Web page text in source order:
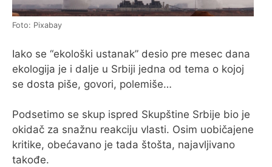
Foto: Pixabay
Iako se “ekološki ustanak” desio pre mesec dana
ekologija je i dalje u Srbiji jedna od tema o kojoj
se dosta piše, govori, polemiše…
Podsetimo se skup ispred Skupštine Srbije bio je
okidač za snažnu reakciju vlasti. Osim uobičajene
kritike, obećavano je tada štošta, najavljivano
takođe.